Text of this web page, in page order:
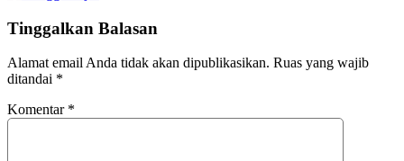
Tinggalkan Balasan
Alamat email Anda tidak akan dipublikasikan. Ruas yang wajib
ditandai *
Komentar *